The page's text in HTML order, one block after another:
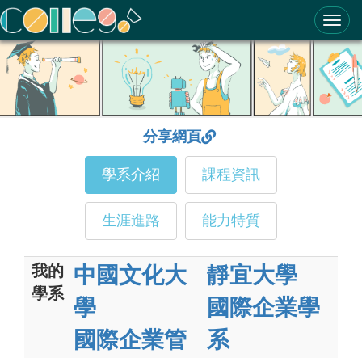
ColleGo! 大學選才與高中育才輔助系統
分享網頁
學系介紹 課程資訊
生涯進路 能力特質
我的
學系
中國文化大
學
國際企業管
靜宜大學
國際企業學
系